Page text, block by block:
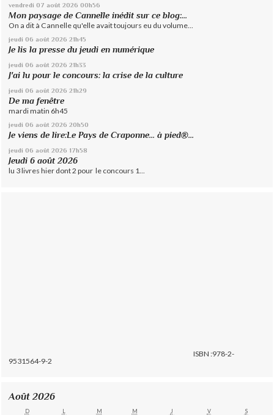
vendredi 07 août 2026 00h56
Mon paysage de Cannelle inédit sur ce blog:...
On a dit à Cannelle qu'elle avait toujours eu du volume...
jeudi 06 août 2026 21h45
Je lis la presse du jeudi en numérique
jeudi 06 août 2026 21h33
J'ai lu pour le concours: la crise de la culture
jeudi 06 août 2026 21h29
De ma fenêtre
mardi matin 6h45
jeudi 06 août 2026 20h50
Je viens de lire:Le Pays de Craponne... à pied®...
jeudi 06 août 2026 17h58
Jeudi 6 août 2026
lu 3 livres hier dont 2 pour le concours 1...
ISBN :978-2-
9531564-9-2
Août 2026
D L M M J V S